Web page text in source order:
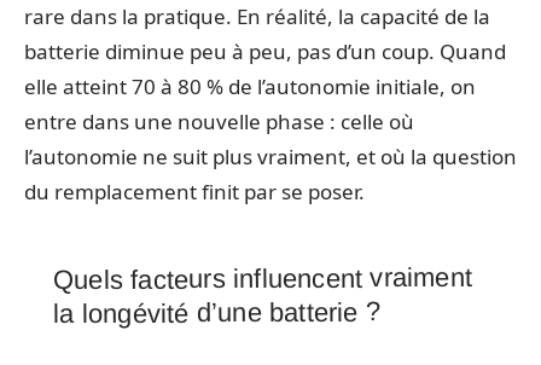
rare dans la pratique. En réalité, la capacité de la
batterie diminue peu à peu, pas d’un coup. Quand
elle atteint 70 à 80 % de l’autonomie initiale, on
entre dans une nouvelle phase : celle où
l’autonomie ne suit plus vraiment, et où la question
du remplacement finit par se poser.
Quels facteurs influencent vraiment
la longévité d’une batterie ?